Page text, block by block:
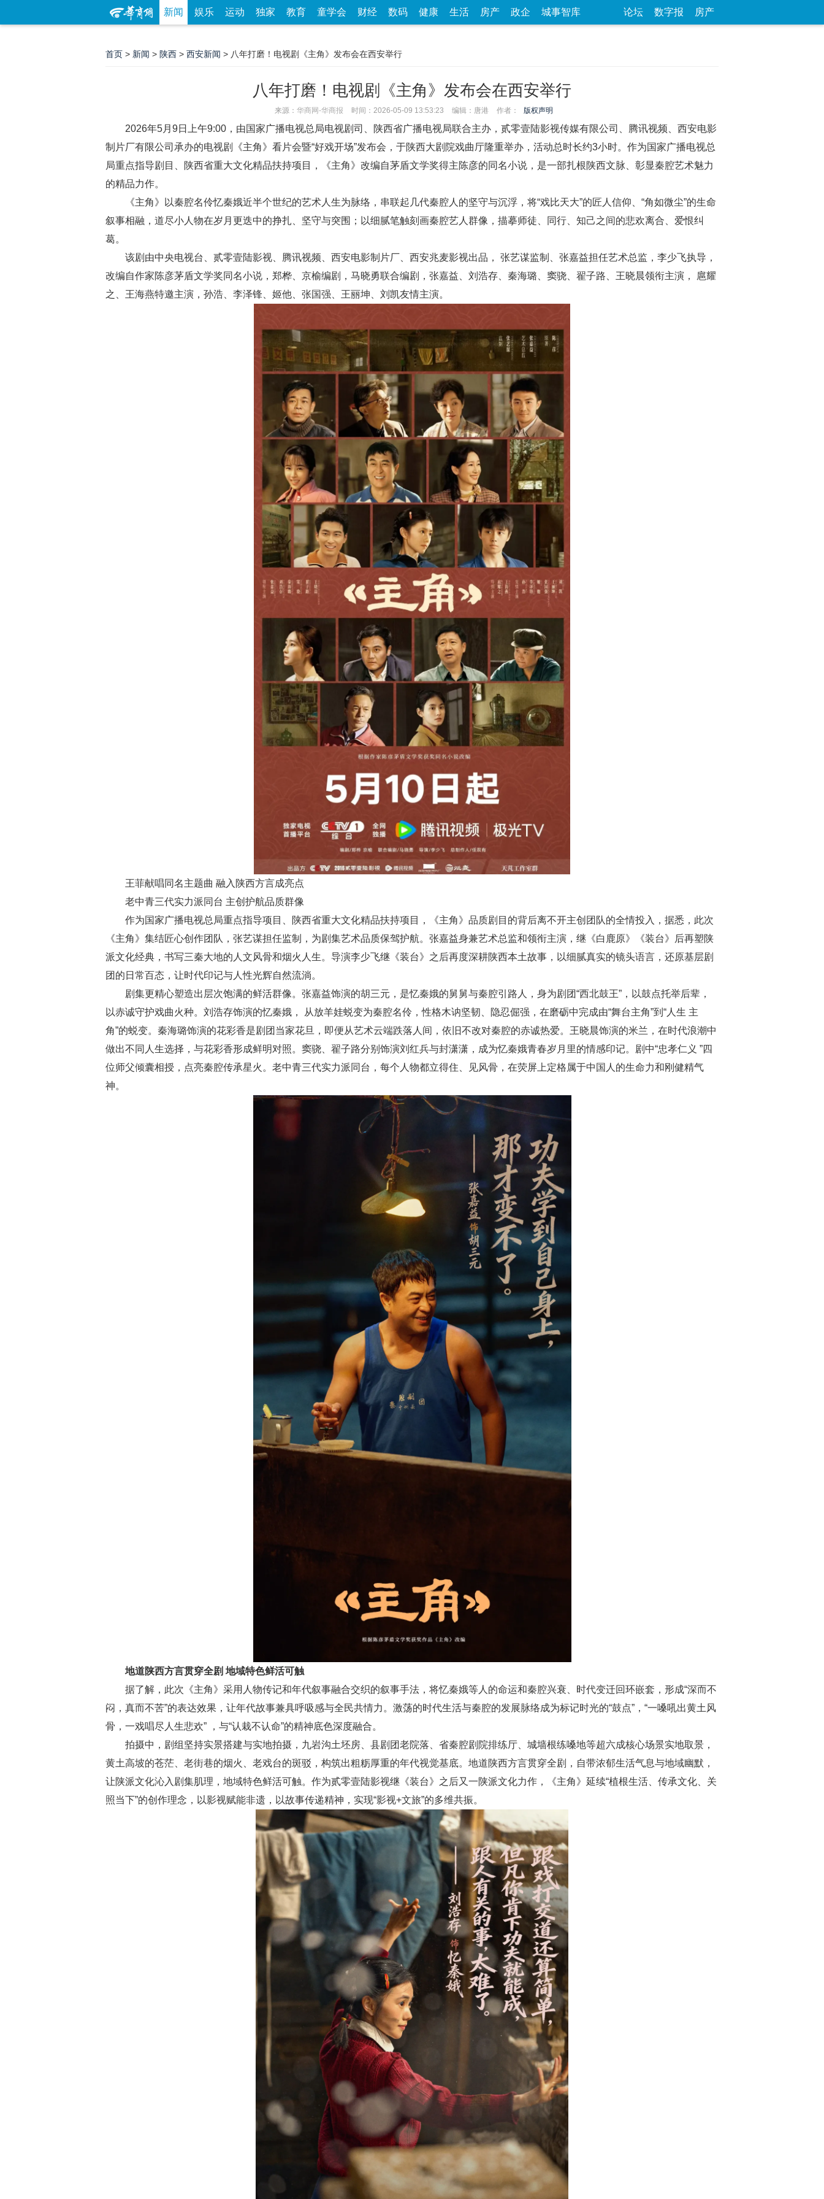
新闻 娱乐 运动 独家 教育 童学会 财经 数码 健康 生活 房产 政企 城事智库 论坛 数字报 房产
首页 > 新闻 > 陕西 > 西安新闻 > 八年打磨！电视剧《主角》发布会在西安举行
八年打磨！电视剧《主角》发布会在西安举行
来源： 华商网-华商报 时间：2026-05-09 13:53:23 编辑：唐港 作者： 版权声明
2026年5月9日上午9:00，由国家广播电视总局电视剧司、陕西省广播电视局联合主办，贰零壹陆影视传媒有限公司、腾讯视频、西安电影
制片厂有限公司承办的电视剧《主角》看片会暨“好戏开场”发布会，于陕西大剧院戏曲厅隆重举办，活动总时长约3小时。作为国家广播电视总
局重点指导剧目、陕西省重大文化精品扶持项目，《主角》改编自茅盾文学奖得主陈彦的同名小说，是一部扎根陕西文脉、彰显秦腔艺术魅力
的精品力作。
《主角》以秦腔名伶忆秦娥近半个世纪的艺术人生为脉络，串联起几代秦腔人的坚守与沉浮，将“戏比天大”的匠人信仰、“角如微尘”的生命
叙事相融，道尽小人物在岁月更迭中的挣扎、坚守与突围；以细腻笔触刻画秦腔艺人群像，描摹师徒、同行、知己之间的悲欢离合、爱恨纠
葛。
该剧由中央电视台、贰零壹陆影视、腾讯视频、西安电影制片厂、西安兆麦影视出品， 张艺谋监制、张嘉益担任艺术总监，李少飞执导，
改编自作家陈彦茅盾文学奖同名小说，郑桦、京榆编剧，马晓勇联合编剧，张嘉益、刘浩存、秦海璐、窦骁、翟子路、王晓晨领衔主演， 扈耀
之、王海燕特邀主演，孙浩、李泽锋、姬他、张国强、王丽坤、刘凯友情主演。
王菲献唱同名主题曲 融入陕西方言成亮点
老中青三代实力派同台 主创护航品质群像
作为国家广播电视总局重点指导项目、陕西省重大文化精品扶持项目，《主角》品质剧目的背后离不开主创团队的全情投入，据悉，此次
《主角》集结匠心创作团队，张艺谋担任监制，为剧集艺术品质保驾护航。张嘉益身兼艺术总监和领衔主演，继《白鹿原》《装台》后再塑陕
派文化经典，书写三秦大地的人文风骨和烟火人生。导演李少飞继《装台》之后再度深耕陕西本土故事，以细腻真实的镜头语言，还原基层剧
团的日常百态，让时代印记与人性光辉自然流淌。
剧集更精心塑造出层次饱满的鲜活群像。张嘉益饰演的胡三元，是忆秦娥的舅舅与秦腔引路人，身为剧团“西北鼓王”，以鼓点托举后辈，
以赤诚守护戏曲火种。刘浩存饰演的忆秦娥， 从放羊娃蜕变为秦腔名伶，性格木讷坚韧、隐忍倔强，在磨砺中完成由“舞台主角”到“人生 主
角”的蜕变。秦海璐饰演的花彩香是剧团当家花旦，即便从艺术云端跌落人间，依旧不改对秦腔的赤诚热爱。王晓晨饰演的米兰，在时代浪潮中
做出不同人生选择，与花彩香形成鲜明对照。窦骁、翟子路分别饰演刘红兵与封潇潇，成为忆秦娥青春岁月里的情感印记。剧中“忠孝仁义 ”四
位师父倾囊相授，点亮秦腔传承星火。老中青三代实力派同台，每个人物都立得住、见风骨，在荧屏上定格属于中国人的生命力和刚健精气
神。
地道陕西方言贯穿全剧 地域特色鲜活可触
据了解，此次《主角》采用人物传记和年代叙事融合交织的叙事手法，将忆秦娥等人的命运和秦腔兴衰、时代变迁回环嵌套，形成“深而不
闷，真而不苦”的表达效果，让年代故事兼具呼吸感与全民共情力。激荡的时代生活与秦腔的发展脉络成为标记时光的“鼓点”，“一嗓吼出黄土风
骨，一戏唱尽人生悲欢” ，与“认栽不认命”的精神底色深度融合。
拍摄中，剧组坚持实景搭建与实地拍摄，九岩沟土坯房、县剧团老院落、省秦腔剧院排练厅、城墙根练嗓地等超六成核心场景实地取景，
黄土高坡的苍茫、老街巷的烟火、老戏台的斑驳，构筑出粗粝厚重的年代视觉基底。地道陕西方言贯穿全剧，自带浓郁生活气息与地域幽默，
让陕派文化沁入剧集肌理，地域特色鲜活可触。作为贰零壹陆影视继《装台》之后又一陕派文化力作，《主角》延续“植根生活、传承文化、关
照当下”的创作理念，以影视赋能非遗，以故事传递精神，实现“影视+文旅”的多维共振。